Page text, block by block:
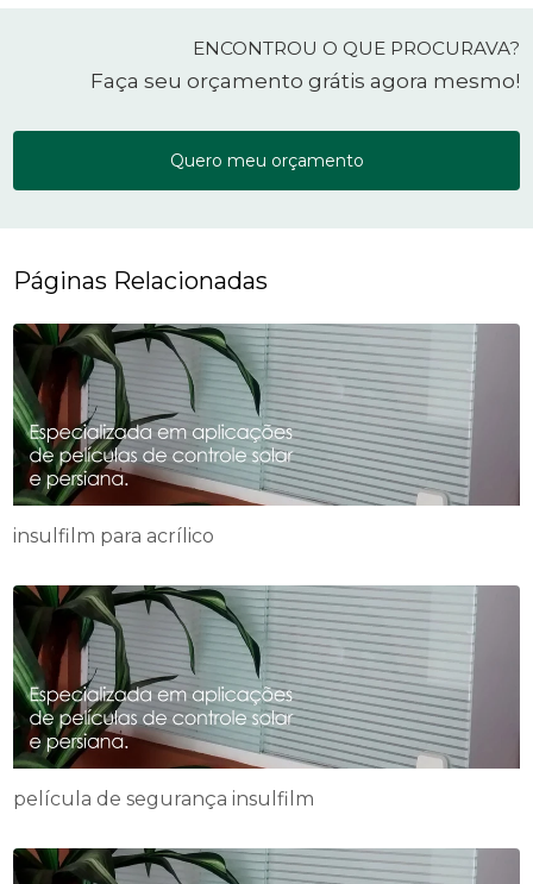
ENCONTROU O QUE PROCURAVA?
Faça seu orçamento grátis agora mesmo!
Quero meu orçamento
Páginas Relacionadas
insulfilm para acrílico
película de segurança insulfilm